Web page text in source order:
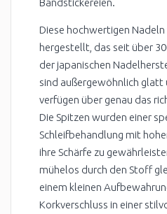
Bandstickereien.
Diese hochwertigen
hergestellt, das seit über
der japanischen
sind außergewöhnlich glatt
verfügen über genau das
Die Spitzen wurden einer
Schleifbehandlung mit
ihre Schärfe zu
mühelos durch den Stoff
einem kleinen
Korkverschluss in einer